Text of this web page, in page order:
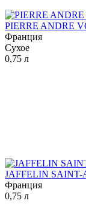
PIERRE ANDRE
Франция
Сухое
0,75 л
JAFFELIN
Франция
0,75 л